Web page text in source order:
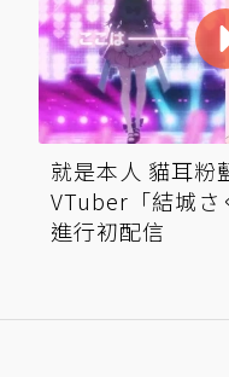
就是本人 貓耳粉
VTuber「結城さ
進行初配信